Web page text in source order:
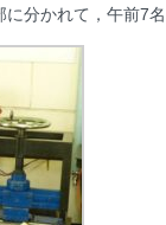
分かれて，午前7